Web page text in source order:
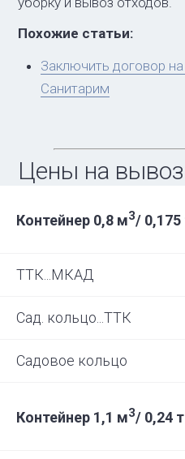
Похожие статьи:
Заключить договор
Санитарим
Цены на
Контейнер 0,8 м3/ 0,175
ТТК...МКАД
Сад. кольцо...ТТК
Садовое кольцо
Контейнер 1,1 м3/ 0,24 т